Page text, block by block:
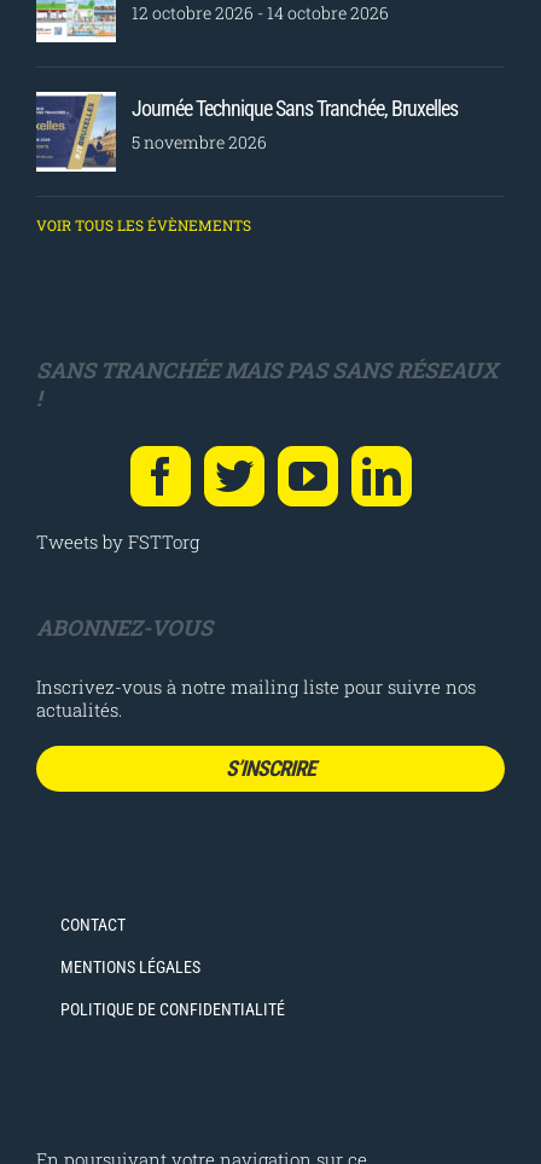
12 octobre 2026 -14 octobre 2026
Journée Technique Sans Tranchée, Bruxelles
5 novembre 2026
VOIR TOUS LES ÉVÈNEMENTS
SANS TRANCHÉE MAIS PAS SANS RÉSEAUX
!
Tweets by FSTTorg
ABONNEZ-VOUS
Inscrivez-vous à notre mailing liste pour suivre nos
actualités.
S’INSCRIRE
CONTACT
MENTIONS LÉGALES
POLITIQUE DE CONFIDENTIALITÉ
En poursuivant votre navigation sur ce